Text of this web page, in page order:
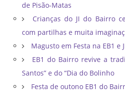
de Pisão-Matas
Crianças do JI do Bairro
com partilhas e muita
Magusto em Festa na EB1 e
EB1 do Bairro revive a
Santos” e do “Dia do Bolinho
Festa de outono EB1 do